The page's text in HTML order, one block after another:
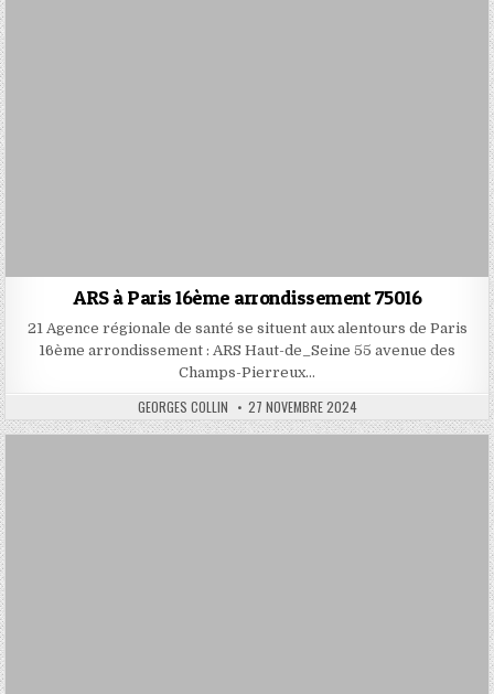
ARS à Paris 16ème arrondissement 75016
21 Agence régionale de santé se situent aux alentours de Paris
16ème arrondissement : ARS Haut-de_Seine 55 avenue des
Champs-Pierreux…
AUTHOR:
GEORGES COLLIN PUBLISHED
DATE:
27 NOVEMBRE 2024